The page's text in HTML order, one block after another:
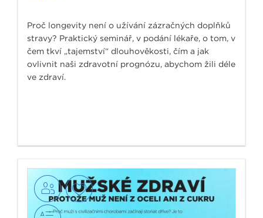
Proč longevity není o užívání zázračných doplňků
stravy? Praktický seminář, v podání lékaře, o tom, v
čem tkví „tajemství“ dlouhověkosti, čím a jak
ovlivnit naši zdravotní prognózu, abychom žili déle
ve zdraví.